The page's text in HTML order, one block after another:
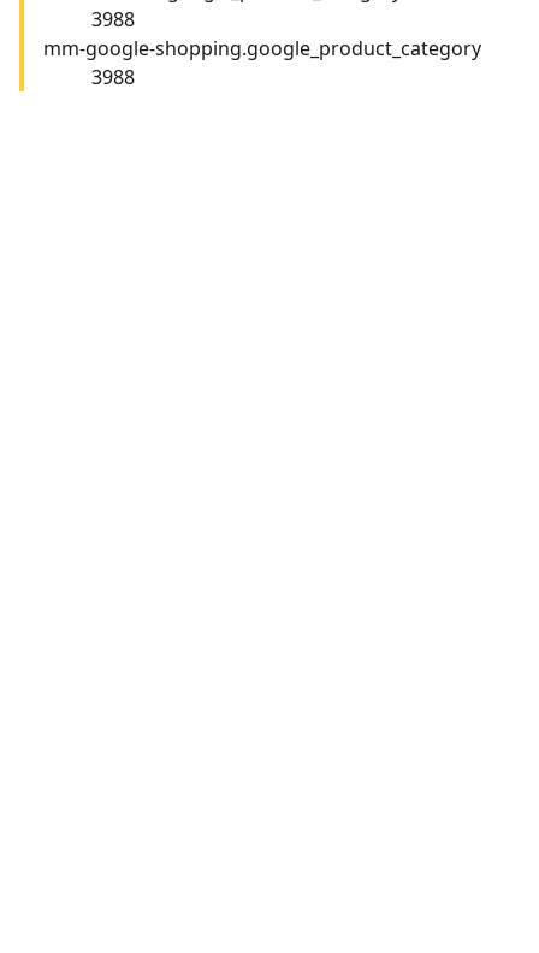
3988
mm-google-shopping.google_product_category
3988